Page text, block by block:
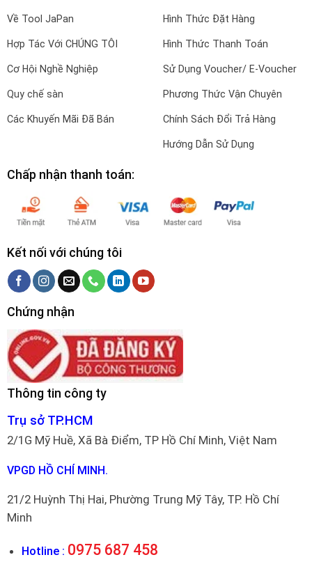
Về Tool JaPan
Hợp Tác Với CHÚNG TÔI
Cơ Hội Nghề Nghiệp
Quy chế sàn
Các Khuyến Mãi Đã Bán
Hình Thức Đặt Hàng
Hình Thức Thanh Toán
Sử Dụng Voucher/ E-Voucher
Phương Thức Vận Chuyên
Chính Sách Đổi Trả Hàng
Hướng Dẫn Sử Dụng
Chấp nhận thanh toán:
Kết nối với chúng tôi
Chứng nhận
Thông tin công ty
Trụ sở TP.HCM
2/1G Mỹ Huề, Xã Bà Điểm, TP Hồ Chí Minh, Việt Nam
VPGD HỒ CHÍ MINH.
21/2 Huỳnh Thị Hai, Phường Trung Mỹ Tây, TP. Hồ Chí
Minh
Hotline : 0975 687 458